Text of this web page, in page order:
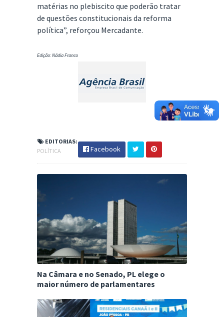
matérias no plebiscito que poderão tratar
de questões constitucionais da reforma
política”, reforçou Mercadante.
Edição: Nádia Franco
EDITORIAS:
POLÍTICA
Facebook
Na Câmara e no Senado, PL elege o
maior número de parlamentares